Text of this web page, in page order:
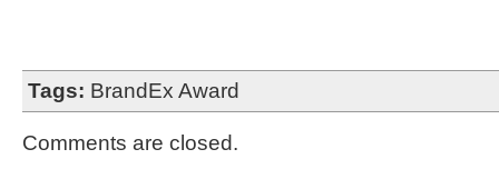
Tags: BrandEx Award
Comments are closed.